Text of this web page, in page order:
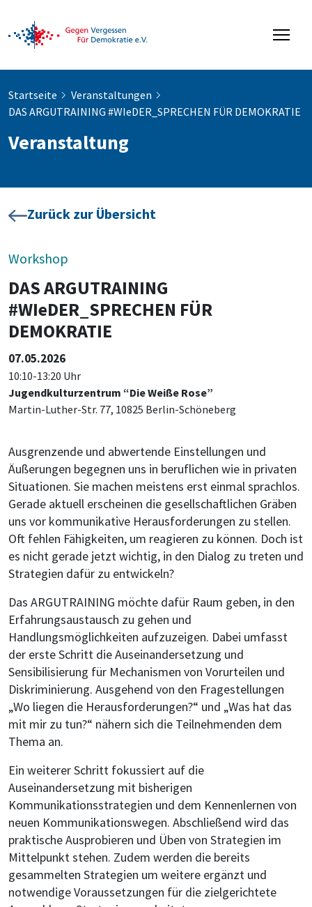
Startseite
Veranstaltungen
DAS ARGUTRAINING #WIeDER_SPRECHEN FÜR DEMOKRATIE
Veranstaltung
Zurück zur Übersicht
Workshop
DAS ARGUTRAINING
#WIeDER_SPRECHEN FÜR
DEMOKRATIE
07.05.2026
10:10-13:20 Uhr
Jugendkulturzentrum “Die Weiße Rose”
Martin-Luther-Str. 77, 10825 Berlin-Schöneberg
Ausgrenzende und abwertende Einstellungen und
Äußerungen begegnen uns in beruflichen wie in privaten
Situationen. Sie machen meistens erst einmal sprachlos.
Gerade aktuell erscheinen die gesellschaftlichen Gräben
uns vor kommunikative Herausforderungen zu stellen.
Oft fehlen Fähigkeiten, um reagieren zu können. Doch ist
es nicht gerade jetzt wichtig, in den Dialog zu treten und
Strategien dafür zu entwickeln?
Das ARGUTRAINING möchte dafür Raum geben, in den
Erfahrungsaustausch zu gehen und
Handlungsmöglichkeiten aufzuzeigen. Dabei umfasst
der erste Schritt die Auseinandersetzung und
Sensibilisierung für Mechanismen von Vorurteilen und
Diskriminierung. Ausgehend von den Fragestellungen
„Wo liegen die Herausforderungen?“ und „Was hat das
mit mir zu tun?“ nähern sich die Teilnehmenden dem
Thema an.
Ein weiterer Schritt fokussiert auf die
Auseinandersetzung mit bisherigen
Kommunikationsstrategien und dem Kennenlernen von
neuen Kommunikationswegen. Abschließend wird das
praktische Ausprobieren und Üben von Strategien im
Mittelpunkt stehen. Zudem werden die bereits
gesammelten Strategien um weitere ergänzt und
notwendige Voraussetzungen für die zielgerichtete